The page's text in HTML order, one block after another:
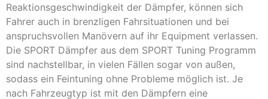
Reaktionsgeschwindigkeit der Dämpfer, können sich
Fahrer auch in brenzligen Fahrsituationen und bei
anspruchsvollen Manövern auf ihr Equipment verlassen.
Die SPORT Dämpfer aus dem SPORT Tuning Programm
sind nachstellbar, in vielen Fällen sogar von außen,
sodass ein Feintuning ohne Probleme möglich ist. Je
nach Fahrzeugtyp ist mit den Dämpfern eine